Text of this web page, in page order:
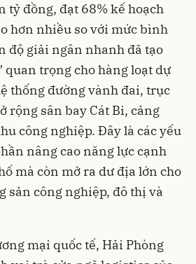
tỷ đồng, đạt 68% kế hoạch
hơn nhiều so với mức bình
độ giải ngân nhanh đã tạo
quan trọng cho hàng loạt dự
thống đường vành đai, trục
rộng sân bay Cát Bi, cảng
công nghiệp. Đây là các yếu
nâng cao năng lực cạnh
mà còn mở ra dư địa lớn cho
sản công nghiệp, đô thị và
mại quốc tế, Hải Phòng